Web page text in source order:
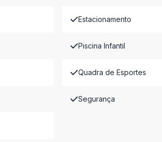
Estacionamento
Piscina Infantil
Quadra de Esportes
Segurança